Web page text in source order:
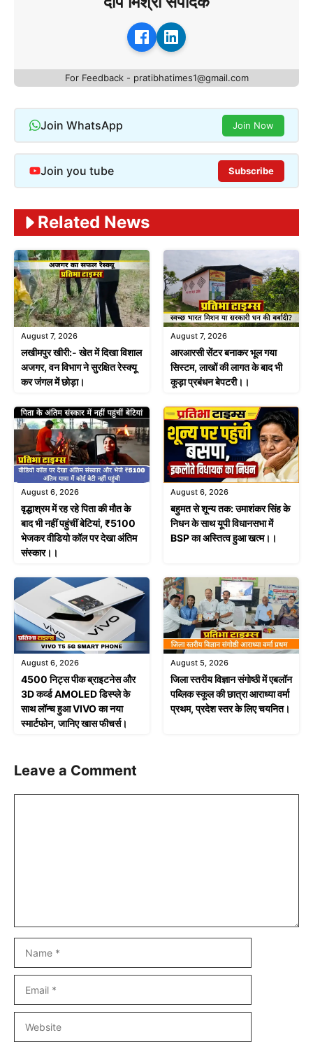
For Feedback - pratibhatimes1@gmail.com
Join WhatsApp Join Now
Join you tube Subscribe
Related News
August 7, 2026
लखीमपुर खीरी:- खेत में दिखा विशाल
अजगर, वन विभाग ने सुरक्षित रेस्क्यू
कर जंगल में छोड़ा।
August 7, 2026
आरआरसी सेंटर बनाकर भूल गया
सिस्टम, लाखों की लागत के बाद भी
कूड़ा प्रबंधन बेपटरी।।
August 6, 2026
वृद्धाश्रम में रह रहे पिता की मौत के
बाद भी नहीं पहुंचीं बेटियां, ₹5100
भेजकर वीडियो कॉल पर देखा अंतिम
संस्कार।।
August 6, 2026
बहुमत से शून्य तक: उमाशंकर सिंह के
निधन के साथ यूपी विधानसभा में
BSP का अस्तित्व हुआ खत्म।।
August 6, 2026
4500 निट्स पीक ब्राइटनेस और
3D कर्व्ड AMOLED डिस्प्ले के
साथ लॉन्च हुआ VIVO का नया
स्मार्टफोन, जानिए खास फीचर्स।
August 5, 2026
जिला स्तरीय विज्ञान संगोष्ठी में एबलॉन
पब्लिक स्कूल की छात्रा आराध्या वर्मा
प्रथम, प्रदेश स्तर के लिए चयनित।
Leave a Comment